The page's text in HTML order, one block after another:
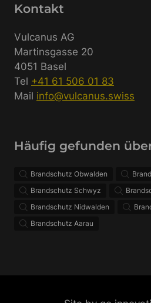
Kontakt
Vulcanus AG
Martinsgasse 20
4051 Basel
Tel +41 61 506 01 83
Mail info@vulcanus.swiss
Häufig gefunden
Brandschutz Obwalden
Brandschutz Schwyz
Brandschutz Nidwalden
Brandschutz Aarau